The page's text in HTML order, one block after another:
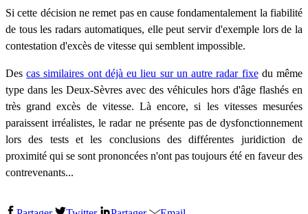
Si cette décision ne remet pas en cause fondamentalement la fiabilité
de tous les radars automatiques, elle peut servir d'exemple lors de la
contestation d'excès de vitesse qui semblent impossible.
Descas similaires ont déjà eu lieu sur un autre radar fixedu même
type dans les Deux-Sèvres avec des véhicules hors d'âge flashés en
très grand excès de vitesse. Là encore, si les vitesses mesurées
paraissent irréalistes, le radar ne présente pas de dysfonctionnement
lors des tests et les conclusions des différentes juridiction de
proximité qui se sont prononcées n'ont pas toujours été en faveur des
contrevenants...